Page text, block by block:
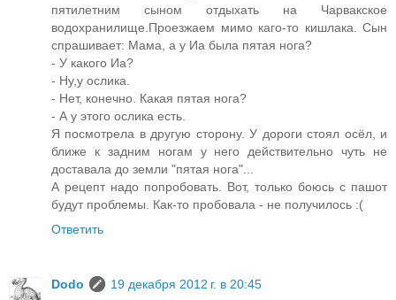
пятилетним сыном отдыхать на Чарвакское
водохранилище.Проезжаем мимо каго-то кишлака. Сын
спрашивает: Мама, а у Иа была пятая нога?
- У какого Иа?
- Ну,у ослика.
- Нет, конечно. Какая пятая нога?
- А у этого ослика есть.
Я посмотрела в другую сторону. У дороги стоял осёл, и
ближе к задним ногам у него действительно чуть не
доставала до земли "пятая нога"...
А рецепт надо попробовать. Вот, только боюсь с пашот
будут проблемы. Как-то пробовала - не получилось :(
Ответить
Dodo
19 декабря 2012 г. в 20:45